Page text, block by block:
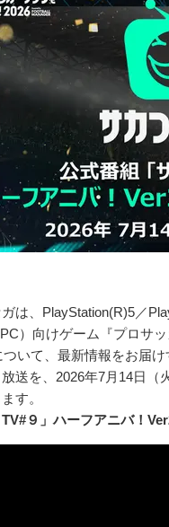
は、PlayStation(R)5／
）向けゲーム『プロサ
ついて、最新情報をお届
送を、2026年7月14日（
す。
TV#９」ハーフアニバ！